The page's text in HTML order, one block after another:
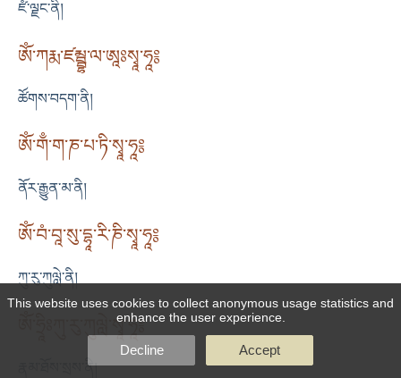
ཛཾ་ལྗང་ནི།
ཨོཾ་ཀརྨ་ཛམྦྷ་ལ་ཨཱཿསྭཱ་ཧཱ༔
ཚོགས་བདག་ནི།
ཨོཾ་གྃ་ག་ཎ་པ་ཏི་སྭཱ་ཧཱ༔
ནོར་རྒྱུན་མ་ནི།
ཨོཾ་བཾ་བཱ་སུ་དྷཱ་རི་ཎི་སྭཱ་ཧཱ༔
ཀུ་རུ་ཀུལླེ་ནི།
ཨོཾ་ཧྲཱིཿཀུ་རུ་ཀུལླེ་སྭཱ་ཧཱ༔
རྣམ་ཐོས་སྲས་ནི།
This website uses cookies to collect anonymous usage statistics and
enhance the user experience.
Decline Accept